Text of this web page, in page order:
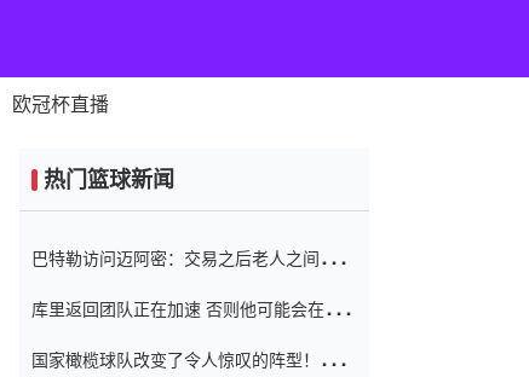
欧冠杯直播
热门篮球新闻
巴特勒访问迈阿密：交易之后老人之间的第
库里返回团队正在加速 否则他可能会在下
起了人们的关注
国家橄榄球队改变了令人惊叹的阵型！伊万